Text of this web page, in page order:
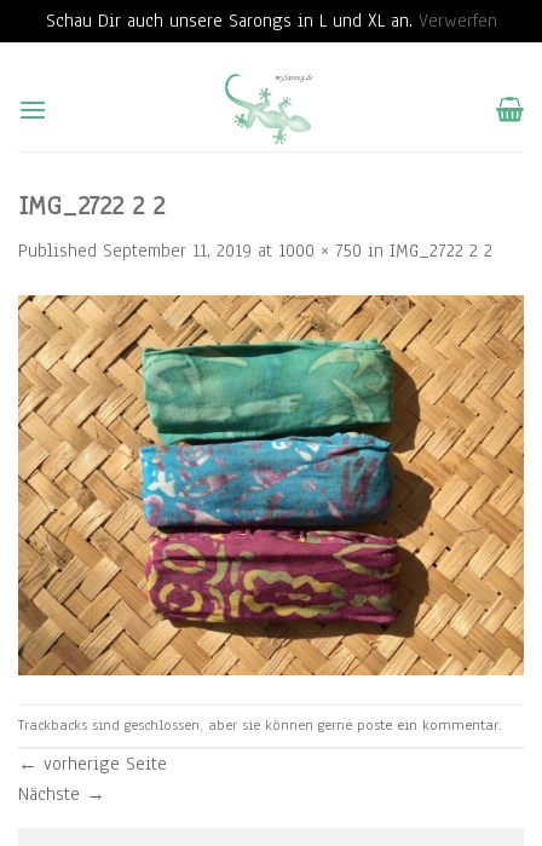
Schau Dir auch unsere Sarongs in L und XL an. Verwerfen
content
IMG_2722 2 2
Published September 11, 2019 at 1000 × 750 in IMG_2722 2 2
Trackbacks sind geschlossen, aber sie können gerne poste ein kommentar.
← vorherige Seite
Nächste →